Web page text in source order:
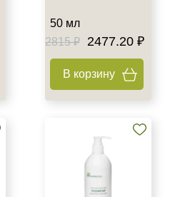
50 мл
2815 ₽
2477.20 ₽
В корзину